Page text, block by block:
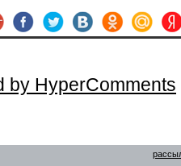
by HyperComments